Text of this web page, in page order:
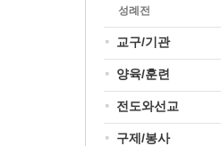
성례전
교구/기관
양육/훈련
전도와선교
구제/봉사